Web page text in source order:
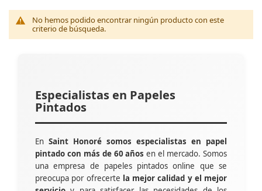
No hemos podido encontrar ningún producto con este
criterio de búsqueda.
Especialistas en Papeles
Pintados
En Saint Honoré somos especialistas en papel
pintado con más de 60 años en el mercado. Somos
una empresa de papeles pintados online que se
preocupa por ofrecerte la mejor calidad y el mejor